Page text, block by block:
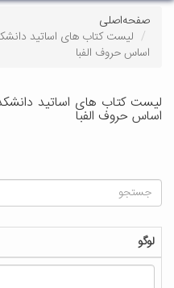
صفحه‌اصلی
لیست کتاب های اساتید
اساس حروف الفبا
لیست کتاب های اساتید
اساس حروف الفبا
لوگو